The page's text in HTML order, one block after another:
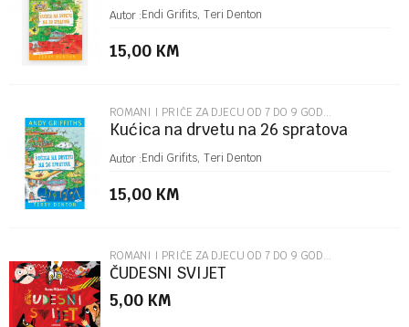
Poruka
POŠALJI
Autor :Endi Grifits, Teri Denton
15,00 KM
ROMANI I PRIČE ZA DJECU OD 7 DO 9 GODINA
Kućica na drvetu na 26 spratova
Autor :Endi Grifits, Teri Denton
15,00 KM
ROMANI I PRIČE ZA DJECU OD 7 DO 9 GODINA
ČUDESNI SVIJET
5,00 KM